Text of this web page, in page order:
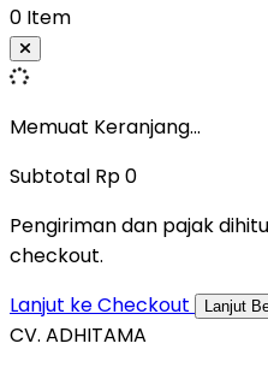
0 Item
Memuat Keranjang...
Subtotal Rp 0
Pengiriman dan pajak
checkout.
Lanjut ke Checkout
Lanjut
CV. ADHITAMA